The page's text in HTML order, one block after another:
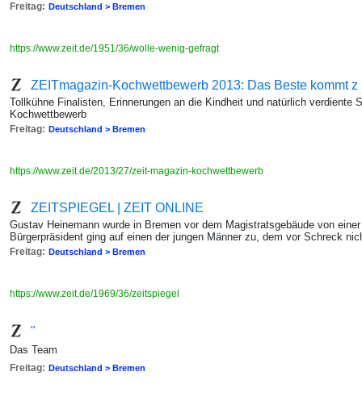
Freitag: Deutschland > Bremen
https://www.zeit.de/1951/36/wolle-wenig-gefragt
ZEITmagazin-Kochwettbewerb 2013: Das Beste kommt z
Tollkühne Finalisten, Erinnerungen an die Kindheit und natürlich verdiente
Kochwettbewerb
Freitag: Deutschland > Bremen
https://www.zeit.de/2013/27/zeit-magazin-kochwettbewerb
ZEITSPIEGEL | ZEIT ONLINE
Gustav Heinemann wurde in Bremen vor dem Magistratsgebäude von
Bürgerpräsident ging auf einen der jungen Männer zu, dem vor Schreck
Freitag: Deutschland > Bremen
https://www.zeit.de/1969/36/zeitspiegel
"
Das Team
Freitag: Deutschland > Bremen